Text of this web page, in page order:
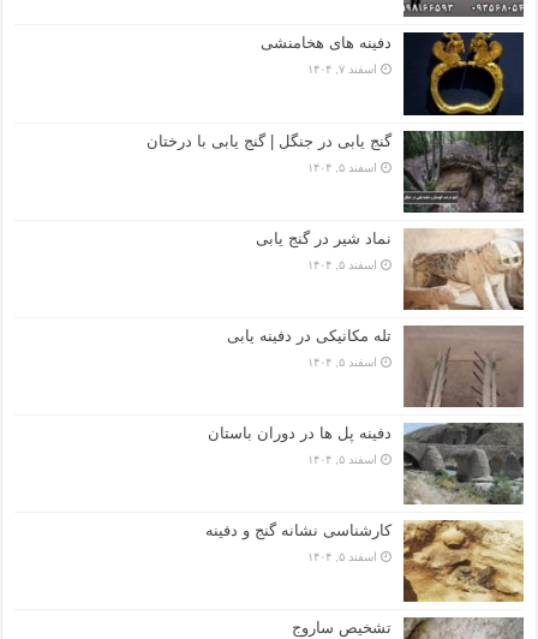
دفینه های هخامنشی
اسفند ۷, ۱۴۰۴
گنج یابی در جنگل | گنج یابی با درختان
اسفند ۵, ۱۴۰۴
نماد شیر در گنج یابی
اسفند ۵, ۱۴۰۴
تله مکانیکی در دفینه یابی
اسفند ۵, ۱۴۰۴
دفینه پل ها در دوران باستان
اسفند ۵, ۱۴۰۴
کارشناسی نشانه گنج و دفینه
اسفند ۵, ۱۴۰۴
تشخیص ساروج